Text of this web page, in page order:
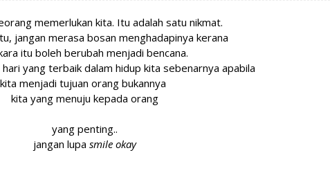
memerlukan kita. Itu adalah satu nikmat.
jangan merasa bosan menghadapinya kerana
itu boleh berubah menjadi bencana.
yang terbaik dalam hidup kita sebenarnya apabila
kita menjadi tujuan orang bukannya
kita yang menuju kepada orang
yang penting..
jangan lupa smile okay